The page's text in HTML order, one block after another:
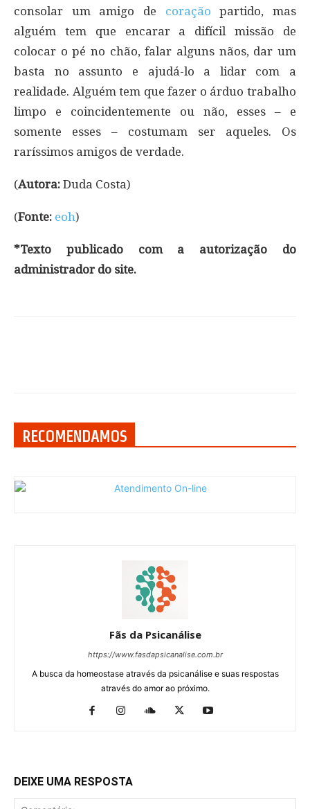
consolar um amigo de coração partido, mas
alguém tem que encarar a difícil missão de
colocar o pé no chão, falar alguns nãos, dar um
basta no assunto e ajudá-lo a lidar com a
realidade. Alguém tem que fazer o árduo trabalho
limpo e coincidentemente ou não, esses – e
somente esses – costumam ser aqueles. Os
raríssimos amigos de verdade.
(Autora: Duda Costa)
(Fonte: eoh)
*Texto publicado com a autorização do
administrador do site.
RECOMENDAMOS
Fãs da Psicanálise
https://www.fasdapsicanalise.com.br
A busca da homeostase através da psicanálise e suas respostas
através do amor ao próximo.
DEIXE UMA RESPOSTA